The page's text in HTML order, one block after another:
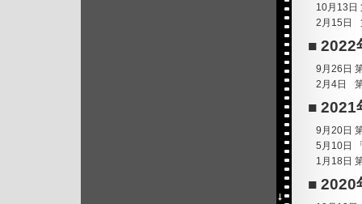
10月13日
2月15日
2022
9月26日
2月4日
2021
9月20日
5月10日
1月18日
2020